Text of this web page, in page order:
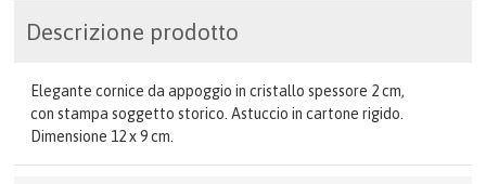
Descrizione prodotto
Elegante cornice da appoggio in cristallo spessore 2 cm,
con stampa soggetto storico. Astuccio in cartone rigido.
Dimensione 12 x 9 cm.